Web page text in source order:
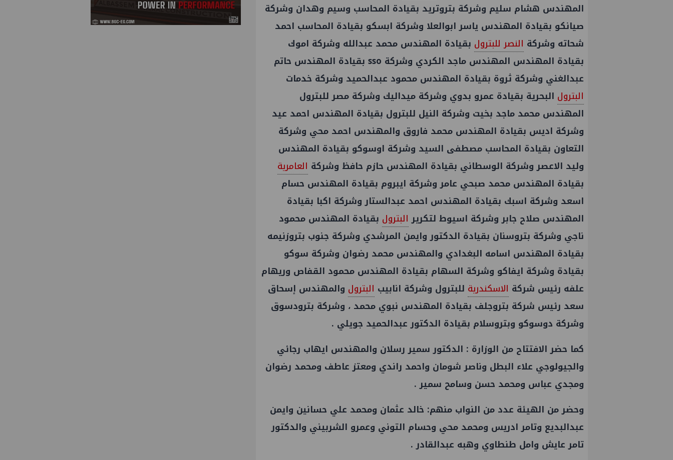
المهندس هشام سليم وشركة بتروتريد بقيادة المحاسب وسيم وهدان وشركة
صيانكو بقيادة المهندس ياسر ابوالعلا وشركة ابسكو بقيادة المحاسب احمد
شحاته وشركة النصر للبترول بقيادة المهندس محمد عبدالله وشركة اموك
بقيادة المهندس المهندس ماجد الكردي وشركة sso بقيادة المهندس حاتم
عبدالغني وشركة ثروة بقيادة المهندس محمود عبدالحميد وشركة خدمات
البترول البحرية بقيادة عمرو بدوي وشركة ميداليك وشركة مصر للبترول
المهندس محمد ماجد بخيت وشركة النيل للبترول بقيادة المهندس احمد عيد
وشركة اديس بقيادة المهندس محمد فاروق والمهندس احمد محي وشركة
التعاون بقيادة المحاسب مصطفى السيد وشركة اوسوكو بقيادة المهندس
وليد الاعصر وشركة الوسطاني بقيادة المهندس حازم حافظ وشركة العامرية
بقيادة المهندس محمد صبحي عامر وشركة ايبروم بقيادة المهندس حسام
اسعد وشركة اسبك بقيادة المهندس احمد عبدالستار وشركة اكبا بقيادة
المهندس صلاح جابر وشركة اسيوط لتكرير البترول بقيادة المهندس محمود
ناجي وشركة بتروسنان بقيادة الدكتور وايمن المرشدي وشركة جنوب بتروزنيمه
بقيادة المهندس اسامه البغدادي والمهندس محمد رضوان وشركة سوكو
بقيادة وشركة ايفاكو وشركة السهام بقيادة المهندس محمود القفاص وريهام
علفه رئيس شركة الاسكندرية للبترول وشركة انابيب البترول والمهندس إسحاق
سعد رئيس شركة بتروجلف بقيادة المهندس نبوي محمد ، وشركة بترودسوق
وشركة دوسوكو وبتروسلام بقيادة الدكتور عبدالحميد جويلي .
كما حضر الافتتاح من الوزارة : الدكتور سمير رسلان والمهندس ايهاب رجائي
والجيولوجي علاء البطل وناصر شومان واحمد راندي ومعتز عاطف ومحمد رضوان
ومجدي عباس ومحمد حسن وسامح سمير .
وحضر من الهيئة عدد من النواب منهم: خالد عثمان ومحمد علي حسانين وايمن
عبدالبديع وتامر ادريس ومحمد محي وحسام التوني وعمرو الشربيني والدكتور
تامر عايش وامل طنطاوي وهبه عبدالقادر .